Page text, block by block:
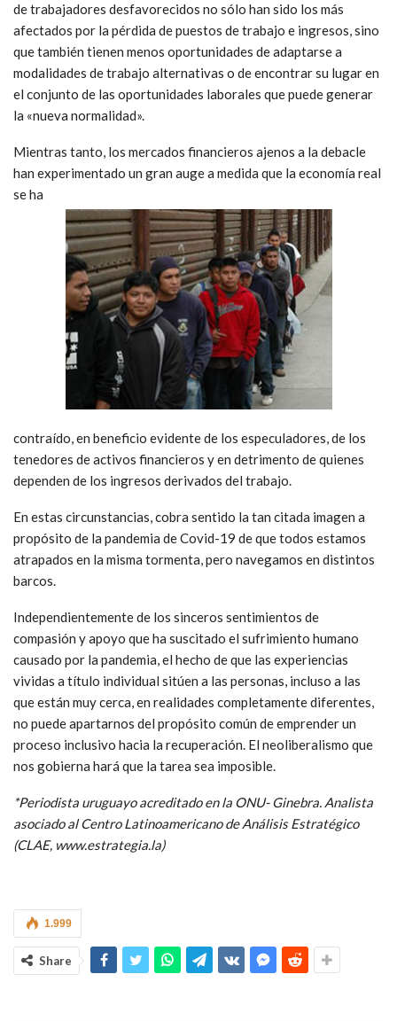
de trabajadores desfavorecidos no sólo han sido los más
afectados por la pérdida de puestos de trabajo e ingresos, sino
que también tienen menos oportunidades de adaptarse a
modalidades de trabajo alternativas o de encontrar su lugar en
el conjunto de las oportunidades laborales que puede generar
la «nueva normalidad».
Mientras tanto, los mercados financieros ajenos a la debacle
han experimentado un gran auge a medida que la economía real
se ha
contraído, en beneficio evidente de los especuladores, de los
tenedores de activos financieros y en detrimento de quienes
dependen de los ingresos derivados del trabajo.
En estas circunstancias, cobra sentido la tan citada imagen a
propósito de la pandemia de Covid-19 de que todos estamos
atrapados en la misma tormenta, pero navegamos en distintos
barcos.
Independientemente de los sinceros sentimientos de
compasión y apoyo que ha suscitado el sufrimiento humano
causado por la pandemia, el hecho de que las experiencias
vividas a título individual sitúen a las personas, incluso a las
que están muy cerca, en realidades completamente diferentes,
no puede apartarnos del propósito común de emprender un
proceso inclusivo hacia la recuperación. El neoliberalismo que
nos gobierna hará que la tarea sea imposible.
*Periodista uruguayo acreditado en la ONU- Ginebra. Analista
asociado al Centro Latinoamericano de Análisis Estratégico
(CLAE, www.estrategia.la)
1.999
Share